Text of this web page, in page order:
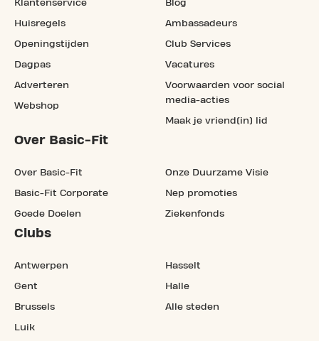
Klantenservice
Huisregels
Openingstijden
Dagpas
Adverteren
Webshop
Blog
Ambassadeurs
Club Services
Vacatures
Voorwaarden voor social
media-acties
Maak je vriend(in) lid
Over Basic-Fit
Over Basic-Fit
Basic-Fit Corporate
Goede Doelen
Onze Duurzame Visie
Nep promoties
Ziekenfonds
Clubs
Antwerpen
Gent
Brussels
Luik
Hasselt
Halle
Alle steden